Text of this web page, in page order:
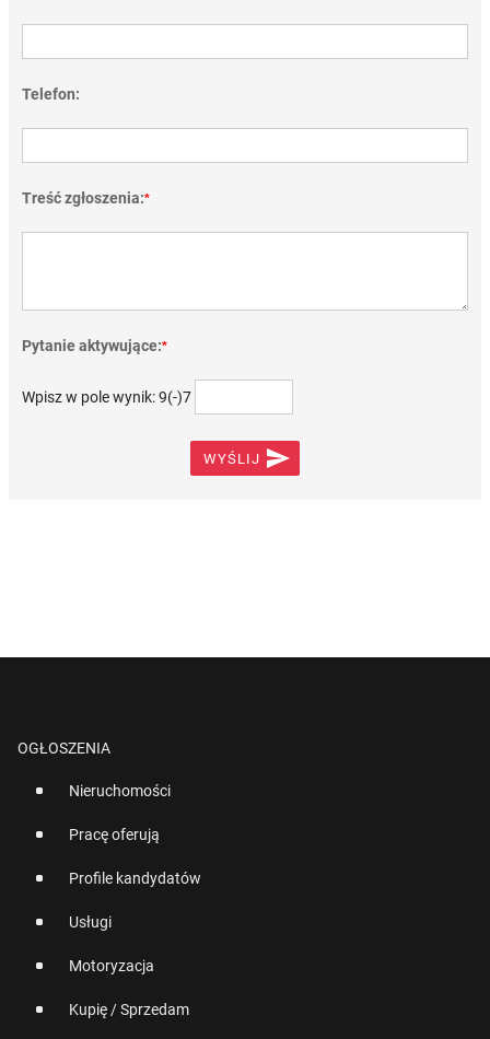
Telefon:
Treść zgłoszenia:*
Pytanie aktywujące:*
Wpisz w pole wynik: 9(-)7
WYŚLIJ 
OGŁOSZENIA
Nieruchomości
Pracę oferują
Profile kandydatów
Usługi
Motoryzacja
Kupię / Sprzedam